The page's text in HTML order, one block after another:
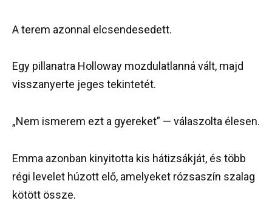
A terem azonnal elcsendesedett.
Egy pillanatra Holloway mozdulatlanná vált, majd
visszanyerte jeges tekintetét.
„Nem ismerem ezt a gyereket” — válaszolta élesen.
Emma azonban kinyitotta kis hátizsákját, és több
régi levelet húzott elő, amelyeket rózsaszín szalag
kötött össze.